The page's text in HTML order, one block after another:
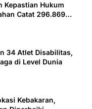
Kepastian Hukum
Catat 296.869
34 Atlet Disabilitas,
di Level Dunia
Kebakaran,